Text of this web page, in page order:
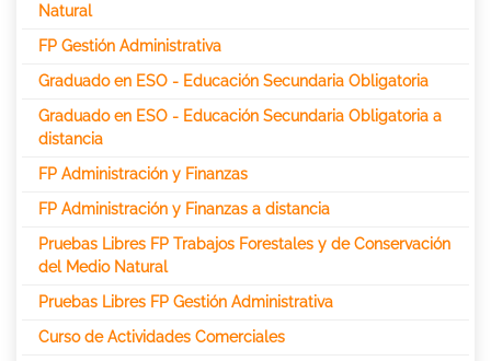
Natural
FP Gestión Administrativa
Graduado en ESO - Educación Secundaria Obligatoria
Graduado en ESO - Educación Secundaria Obligatoria a
distancia
FP Administración y Finanzas
FP Administración y Finanzas a distancia
Pruebas Libres FP Trabajos Forestales y de Conservación
del Medio Natural
Pruebas Libres FP Gestión Administrativa
Curso de Actividades Comerciales